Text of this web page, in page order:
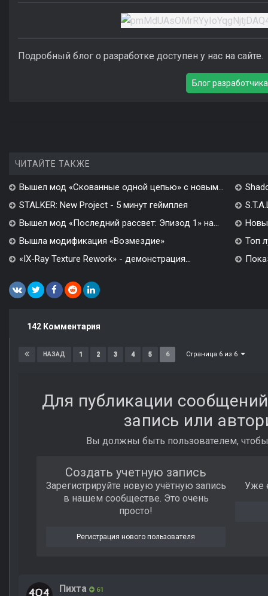
Подробный блог о разработке доступен у нас на сайте.
Блог разработчика
ЧИТАЙТЕ ТАКЖЕ
Вышел мод «Скованные одной цепью» с новым...
STALKER: New Project - 5 минут геймплея
Вышел мод «Последний рассвет: Эпизод 1» на...
Вышла модификация «Возмездие»
Топ
«IX-Ray Texture Rework» - демонстрация...
142 Комментария
НАЗАД 1 2 3 4 5 6 Страница 6 из 6
Для публикации
запись или
Вы должны быть пользователем,
Создать учетную запись
Зарегистрируйте новую учётную запись
в нашем сообществе. Это очень
просто!
Регистрация нового пользователя
Уже
Пихта 61